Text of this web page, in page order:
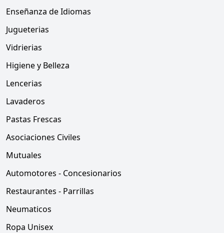
Enseñanza de Idiomas
Jugueterias
Vidrierias
Higiene y Belleza
Lencerias
Lavaderos
Pastas Frescas
Asociaciones Civiles
Mutuales
Automotores - Concesionarios
Restaurantes - Parrillas
Neumaticos
Ropa Unisex